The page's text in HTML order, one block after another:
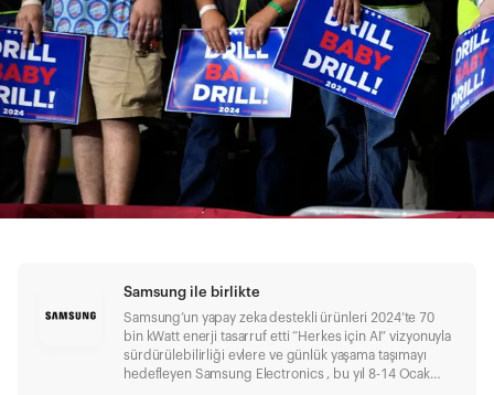
Samsung ile birlikte
Samsung’un yapay zeka destekli ürünleri 2024’te 70
bin kWatt enerji tasarruf etti “Herkes için AI” vizyonuyla
sürdürülebilirliği evlere ve günlük yaşama taşımayı
hedefleyen Samsung Electronics , bu yıl 8-14 Ocak